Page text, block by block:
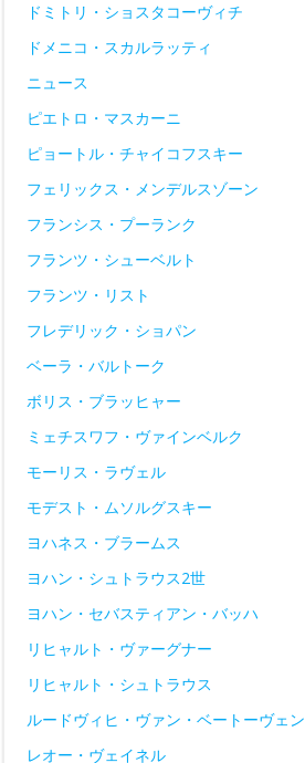
ドミトリ・ショスタコーヴィチ
ドメニコ・スカルラッティ
ニュース
ピエトロ・マスカーニ
ピョートル・チャイコフスキー
フェリックス・メンデルスゾーン
フランシス・プーランク
フランツ・シューベルト
フランツ・リスト
フレデリック・ショパン
ベーラ・バルトーク
ボリス・ブラッヒャー
ミェチスワフ・ヴァインベルク
モーリス・ラヴェル
モデスト・ムソルグスキー
ヨハネス・ブラームス
ヨハン・シュトラウス2世
ヨハン・セバスティアン・バッハ
リヒャルト・ヴァーグナー
リヒャルト・シュトラウス
ルードヴィヒ・ヴァン・ベートーヴェン
レオー・ヴェイネル